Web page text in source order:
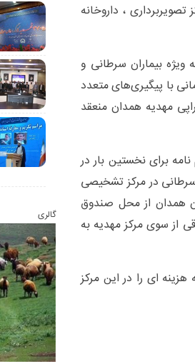
، داروخانه
بیماران سرطانی و
با پیگیری‌های متعدد
مهدیه همدان منعقد
برای نخستین بار در
و سرطانی در مرکز تشخیصی
همدان از محل صندوق
از سوی مرکز مهدیه به
ای را در این مرکز
گالری